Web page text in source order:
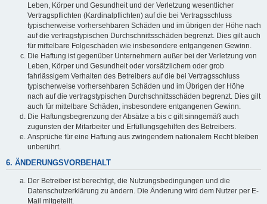
Leben, Körper und Gesundheit und der Verletzung wesentlicher
Vertragspflichten (Kardinalpflichten) auf die bei Vertragsschluss
typischerweise vorhersehbaren Schäden und im übrigen der Höhe nach
auf die vertragstypischen Durchschnittsschäden begrenzt. Dies gilt auch
für mittelbare Folgeschäden wie insbesondere entgangenen Gewinn.
Die Haftung ist gegenüber Unternehmern außer bei der Verletzung von
Leben, Körper und Gesundheit oder vorsätzlichem oder grob
fahrlässigem Verhalten des Betreibers auf die bei Vertragsschluss
typischerweise vorhersehbaren Schäden und im Übrigen der Höhe
nach auf die vertragstypischen Durchschnittsschäden begrenzt. Dies gilt
auch für mittelbare Schäden, insbesondere entgangenen Gewinn.
Die Haftungsbegrenzung der Absätze a bis c gilt sinngemäß auch
zugunsten der Mitarbeiter und Erfüllungsgehilfen des Betreibers.
Ansprüche für eine Haftung aus zwingendem nationalem Recht bleiben
unberührt.
6. ÄNDERUNGSVORBEHALT
Der Betreiber ist berechtigt, die Nutzungsbedingungen und die
Datenschutzerklärung zu ändern. Die Änderung wird dem Nutzer per E-
Mail mitgeteilt.